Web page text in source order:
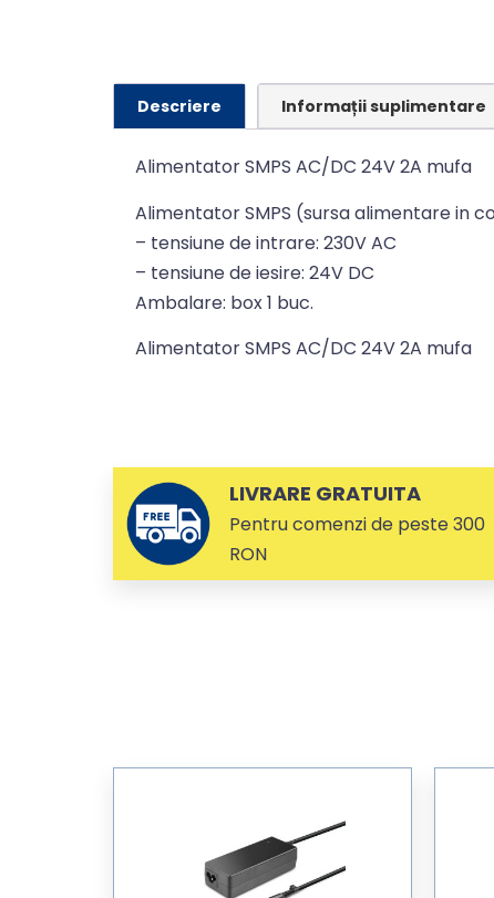
Descriere Informații suplimentare
Alimentator SMPS AC/DC 24V 2A mufa
Alimentator SMPS (sursa alimentare in
– tensiune de intrare: 230V AC
– tensiune de iesire: 24V DC
Ambalare: box 1 buc.
Alimentator SMPS AC/DC 24V 2A mufa
LIVRARE GRATUITA
Pentru comenzi de peste 300
RON